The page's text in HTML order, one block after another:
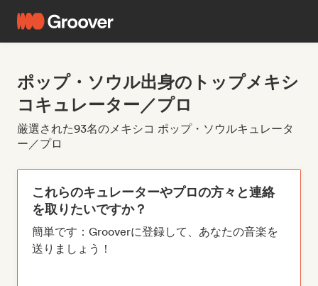
ポップ・ソウル出身のトップメキシ
コキュレーター／プロ
厳選された93名のメキシコ ポップ・ソウルキュレータ
ー／プロ
これらのキュレーターやプロの方々と連絡
を取りたいですか？
簡単です：Grooverに登録して、あなたの音楽を
送りましょう！